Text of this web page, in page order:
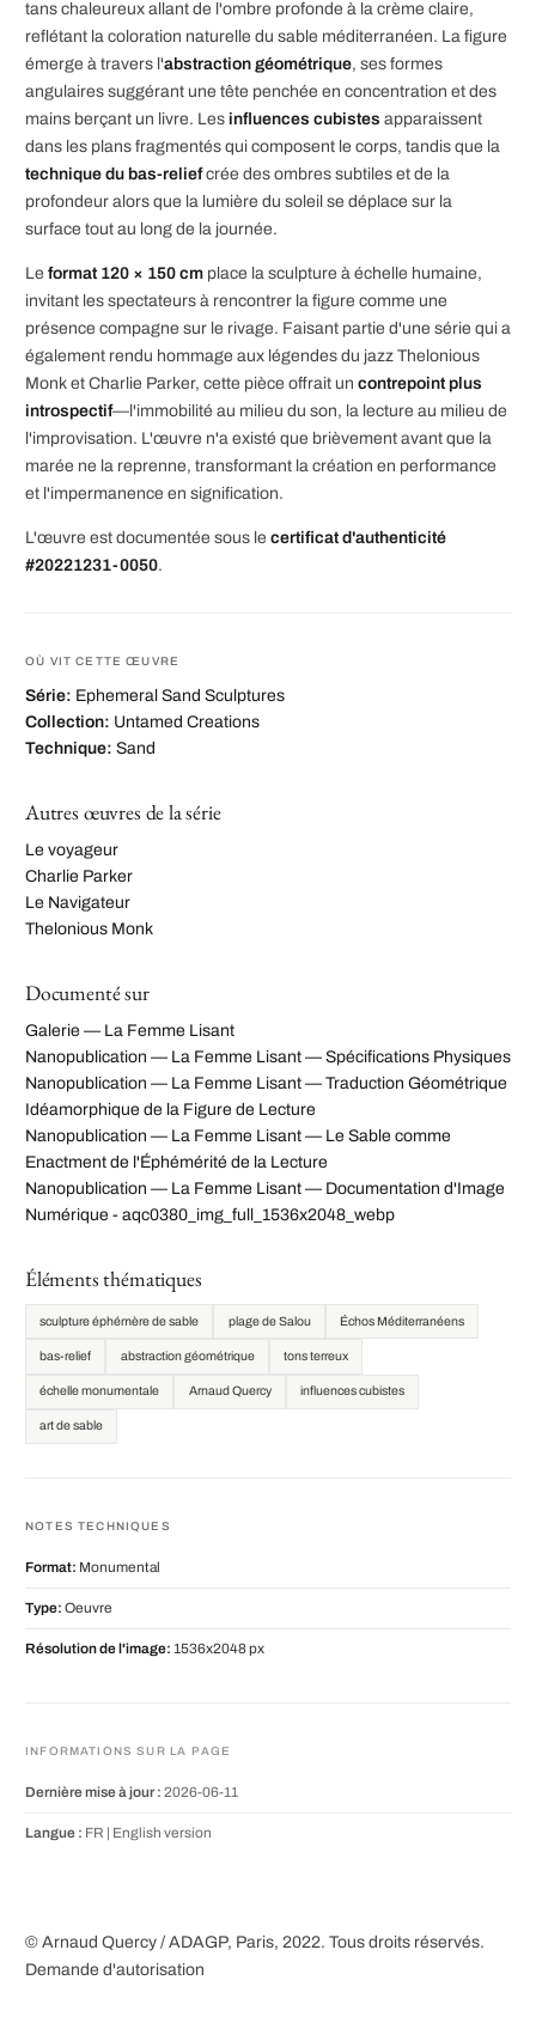
tans chaleureux allant de l'ombre profonde à la crème claire,
reflétant la coloration naturelle du sable méditerranéen. La figure
émerge à travers l'abstraction géométrique, ses formes
angulaires suggérant une tête penchée en concentration et des
mains berçant un livre. Les influences cubistes apparaissent
dans les plans fragmentés qui composent le corps, tandis que la
technique du bas-reliefcrée des ombres subtiles et de la
profondeur alors que la lumière du soleil se déplace sur la
surface tout au long de la journée.
Le format 120 × 150 cm place la sculpture à échelle humaine,
invitant les spectateurs à rencontrer la figure comme une
présence compagne sur le rivage. Faisant partie d'une série qui a
également rendu hommage aux légendes du jazz Thelonious
Monk et Charlie Parker, cette pièce offrait un contrepoint plus
introspectif—l'immobilité au milieu du son, la lecture au milieu de
l'improvisation. L'œuvre n'a existé que brièvement avant que la
marée ne la reprenne, transformant la création en performance
et l'impermanence en signification.
L'œuvre est documentée sous le certificat d'authenticité
#20221231-0050.
OÙ VIT CETTE ŒUVRE
Série: Ephemeral Sand Sculptures
Collection: Untamed Creations
Technique: Sand
Autres œuvres de la série
Le voyageur
Charlie Parker
Le Navigateur
Thelonious Monk
Documenté sur
Galerie — La Femme Lisant
Nanopublication — La Femme Lisant — Spécifications Physiques
Nanopublication — La Femme Lisant — Traduction Géométrique
Idéamorphique de la Figure de Lecture
Nanopublication — La Femme Lisant — Le Sable comme
Enactment de l'Éphémérité de la Lecture
Nanopublication — La Femme Lisant — Documentation d'Image
Numérique - aqc0380_img_full_1536x2048_webp
Éléments thématiques
sculpture éphémère de sable plage de Salou Échos Méditerranéens
bas-relief abstraction géométrique tons terreux
échelle monumentale Arnaud Quercy influences cubistes
art de sable
NOTES TECHNIQUES
Format: Monumental
Type: Oeuvre
Résolution de l'image: 1536x2048 px
INFORMATIONS SUR LA PAGE
Dernière mise à jour : 2026-06-11
Langue : FR | English version
© Arnaud Quercy / ADAGP, Paris, 2022. Tous droits réservés.
Demande d'autorisation